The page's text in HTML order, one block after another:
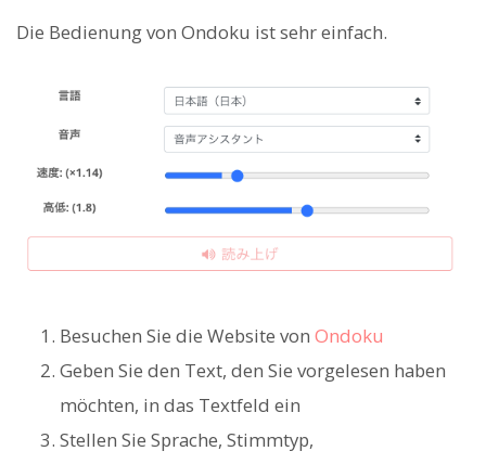
Die Bedienung von Ondoku ist sehr einfach.
Besuchen Sie die Website von Ondoku
Geben Sie den Text, den Sie vorgelesen haben
möchten, in das Textfeld ein
Stellen Sie Sprache, Stimmtyp,